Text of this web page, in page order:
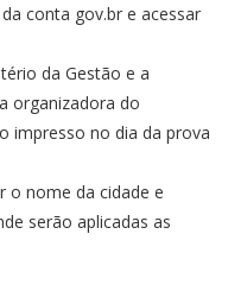
conta gov.br e acessar
da Gestão e a
organizadora do
impresso no dia da prova
o nome da cidade e
serão aplicadas as